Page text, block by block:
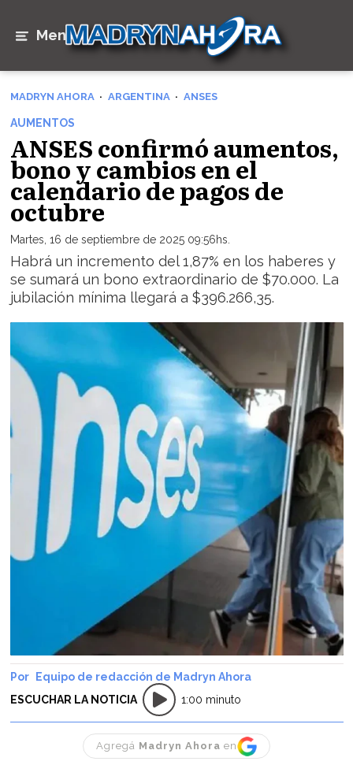
Menú
MADRYN AHORA ARGENTINA ANSES
AUMENTOS
ANSES confirmó aumentos,
bono y cambios en el
calendario de pagos de
octubre
Martes, 16 de septiembre de 2025 09:56hs.
Habrá un incremento del 1,87% en los haberes y
se sumará un bono extraordinario de $70.000. La
jubilación mínima llegará a $396.266,35.
Equipo de redacción de Madryn Ahora
ESCUCHAR LA NOTICIA
1:00 minuto
Agregá Madryn Ahora en